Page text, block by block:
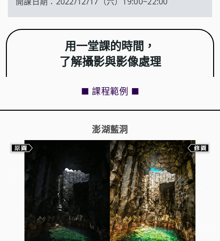
用一堂課的時間，
了解攝影與影像處理
■ 課程範例 ■
澎湖藍洞